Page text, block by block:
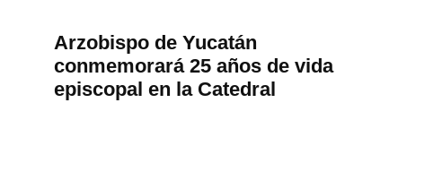
Arzobispo de Yucatán
conmemorará 25 años de vida
episcopal en la Catedral